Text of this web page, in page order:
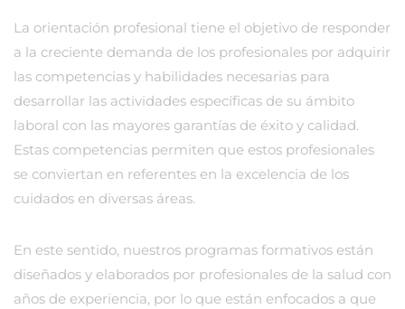
La orientación profesional tiene el objetivo de responder
a la creciente demanda de los profesionales por adquirir
las competencias y habilidades necesarias para
desarrollar las actividades específicas de su ámbito
laboral con las mayores garantías de éxito y calidad.
Estas competencias permiten que estos profesionales
se conviertan en referentes en la excelencia de los
cuidados en diversas áreas.
En este sentido, nuestros programas formativos están
diseñados y elaborados por profesionales de la salud con
años de experiencia, por lo que están enfocados a que